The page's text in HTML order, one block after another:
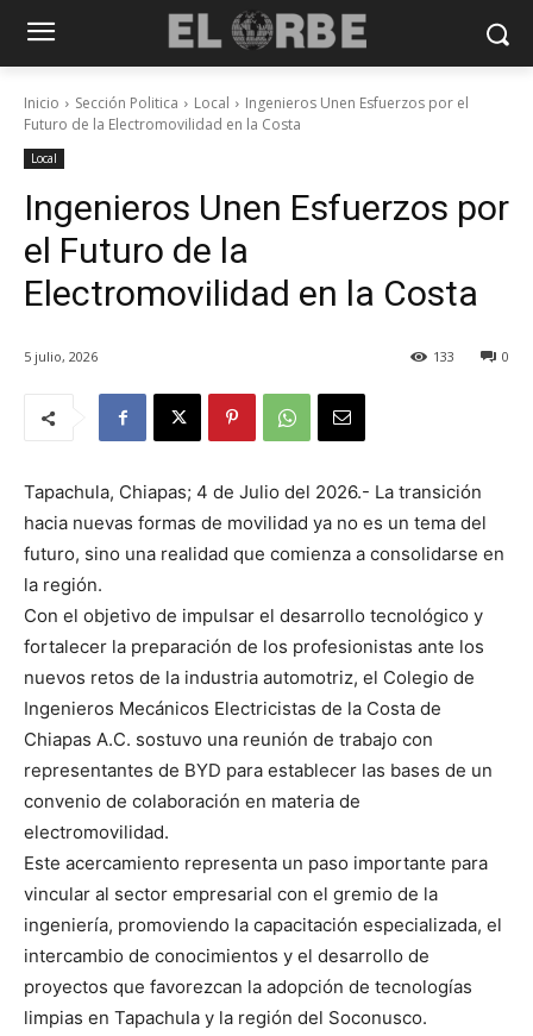
Inicio Sección Politica Local
Ingenieros Unen Esfuerzos por el
Futuro de la Electromovilidad en la Costa
Local
Ingenieros Unen Esfuerzos por
el Futuro de la
Electromovilidad en la Costa
5 julio, 2026 0
133
Tapachula, Chiapas; 4 de Julio del 2026.- La transición
hacia nuevas formas de movilidad ya no es un tema del
futuro, sino una realidad que comienza a consolidarse en
la región.
Con el objetivo de impulsar el desarrollo tecnológico y
fortalecer la preparación de los profesionistas ante los
nuevos retos de la industria automotriz, el Colegio de
Ingenieros Mecánicos Electricistas de la Costa de
Chiapas A.C. sostuvo una reunión de trabajo con
representantes de BYD para establecer las bases de un
convenio de colaboración en materia de
electromovilidad.
Este acercamiento representa un paso importante para
vincular al sector empresarial con el gremio de la
ingeniería, promoviendo la capacitación especializada, el
intercambio de conocimientos y el desarrollo de
proyectos que favorezcan la adopción de tecnologías
limpias en Tapachula y la región del Soconusco.